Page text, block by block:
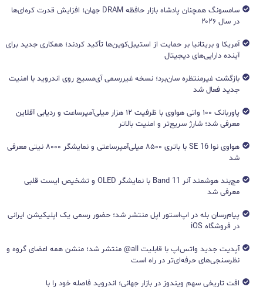
سامسونگ همچنان پادشاه بازار حافظه DRAM جهان؛ افزایش قدرت کره‌ای‌ها
در سال ۲۰۲۶
آمریکا و بریتانیا بر حمایت از استیبل‌کوین‌ها تأکید کردند؛ همکاری جدید برای
آینده دارایی‌های دیجیتال
بازگشت غیرمنتظره سان‌برد؛ نسخه غیررسمی آی‌مسیج روی اندروید با امنیت
جدید فعال شد
پاوربانک ۱۰۰ واتی هواوی با ظرفیت ۱۲ هزار میلی‌آمپرساعت و ردیابی آفلاین
معرفی شد؛ شارژ سریع‌تر و امنیت بالاتر
هواوی نوا 16 SE با باتری ۸۵۰۰ میلی‌آمپرساعتی و نمایشگر ۸۰۰۰ نیتی معرفی
شد
مچ‌بند هوشمند آنر Band 11 با نمایشگر OLED و تشخیص ایست قلبی
معرفی شد
پیام‌رسان بله در اپ‌استور اپل منتشر شد؛ حضور رسمی یک اپلیکیشن ایرانی
در فروشگاه iOS
آپدیت جدید واتس‌اپ با قابلیت all@ منتشر شد؛ منشن همه اعضای گروه و
نظرسنجی‌های حرفه‌ای‌تر در راه است
افت تاریخی سهم ویندوز در بازار جهانی؛ اندروید فاصله خود را با